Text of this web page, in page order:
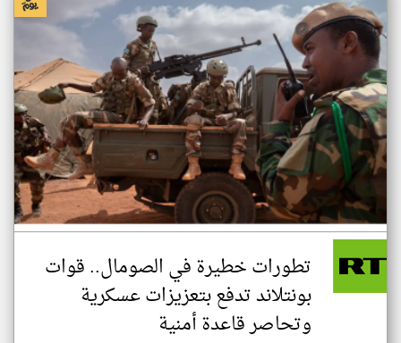
تطورات خطيرة في الصومال.. قوات
بونتلاند تدفع بتعزيزات عسكرية
وتحاصر قاعدة أمنية